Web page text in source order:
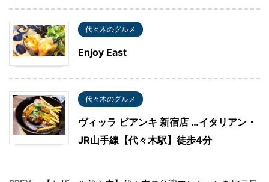
代々木のグルメ
Enjoy East
代々木のグルメ
ヴィッラ ビアンキ 新宿店 …イタリアン・
JR山手線【代々木駅】徒歩4分